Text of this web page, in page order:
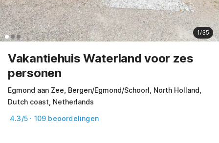
1/35
Vakantiehuis Waterland voor zes
personen
Egmond aan Zee, Bergen/Egmond/Schoorl, North Holland,
Dutch coast, Netherlands
4.3/5 · 109 beoordelingen